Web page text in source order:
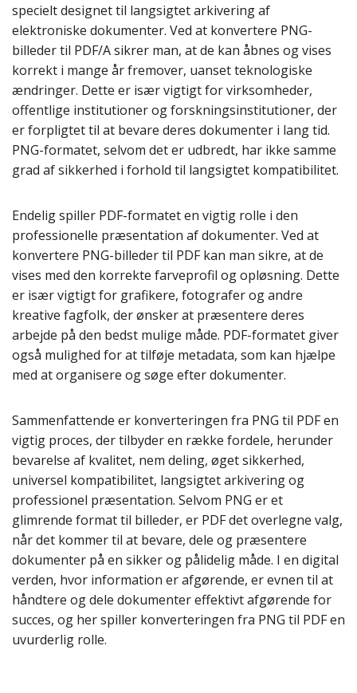
specielt designet til langsigtet arkivering af
elektroniske dokumenter. Ved at konvertere PNG-
billeder til PDF/A sikrer man, at de kan åbnes og vises
korrekt i mange år fremover, uanset teknologiske
ændringer. Dette er især vigtigt for virksomheder,
offentlige institutioner og forskningsinstitutioner, der
er forpligtet til at bevare deres dokumenter i lang tid.
PNG-formatet, selvom det er udbredt, har ikke samme
grad af sikkerhed i forhold til langsigtet kompatibilitet.
Endelig spiller PDF-formatet en vigtig rolle i den
professionelle præsentation af dokumenter. Ved at
konvertere PNG-billeder til PDF kan man sikre, at de
vises med den korrekte farveprofil og opløsning. Dette
er især vigtigt for grafikere, fotografer og andre
kreative fagfolk, der ønsker at præsentere deres
arbejde på den bedst mulige måde. PDF-formatet giver
også mulighed for at tilføje metadata, som kan hjælpe
med at organisere og søge efter dokumenter.
Sammenfattende er konverteringen fra PNG til PDF en
vigtig proces, der tilbyder en række fordele, herunder
bevarelse af kvalitet, nem deling, øget sikkerhed,
universel kompatibilitet, langsigtet arkivering og
professionel præsentation. Selvom PNG er et
glimrende format til billeder, er PDF det overlegne valg,
når det kommer til at bevare, dele og præsentere
dokumenter på en sikker og pålidelig måde. I en digital
verden, hvor information er afgørende, er evnen til at
håndtere og dele dokumenter effektivt afgørende for
succes, og her spiller konverteringen fra PNG til PDF en
uvurderlig rolle.